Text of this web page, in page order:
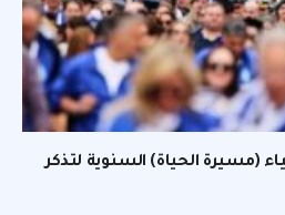
(مسيرة الحياة) السنوية لتذكر